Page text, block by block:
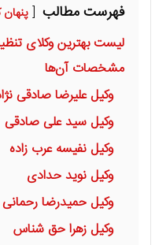
فهرست مطالب
لیست بهترین وکلای
مشخصات آن‌ها
وکیل علیرضا صادقی
وکیل سید علی صادقی
وکیل نفیسه عرب زاده
وکیل نوید حدادی
وکیل حمیدرضا رحمانی
وکیل زهرا حق شناس